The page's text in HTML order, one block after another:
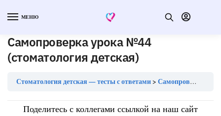
МЕНЮ
Самопроверка урока №44
(стоматология детская)
Стоматология детская — тесты с ответами Самопроверка урока №44 (стоматология детская)
Поделитесь с коллегами ссылкой на наш сайт